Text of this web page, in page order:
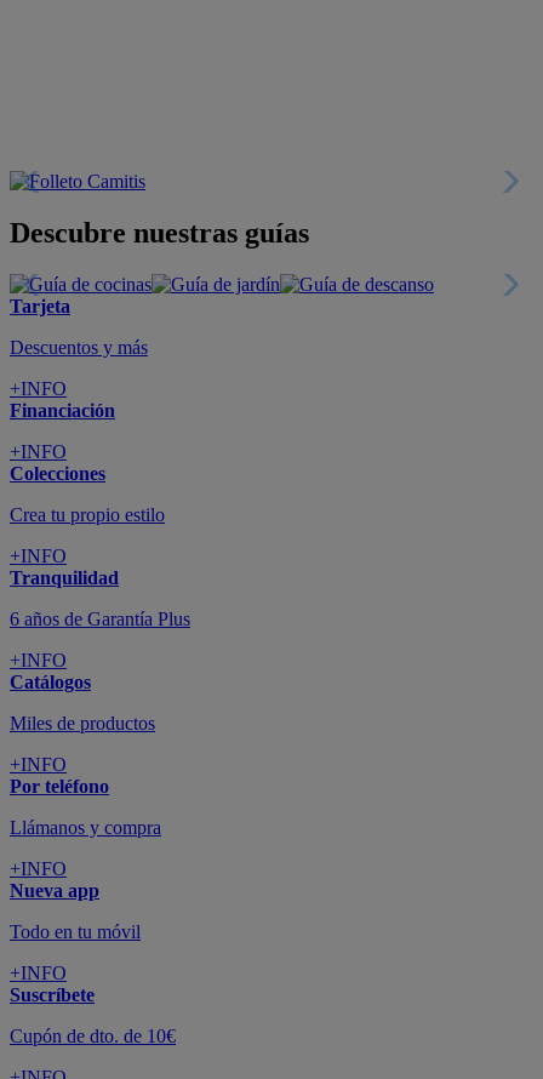
Descubre nuestras guías
Tarjeta
Descuentos y más
+INFO
Financiación
+INFO
Colecciones
Crea tu propio estilo
+INFO
Tranquilidad
6 años de Garantía Plus
+INFO
Catálogos
Miles de productos
+INFO
Por teléfono
Llámanos y compra
+INFO
Nueva app
Todo en tu móvil
+INFO
Suscríbete
Cupón de dto. de 10€